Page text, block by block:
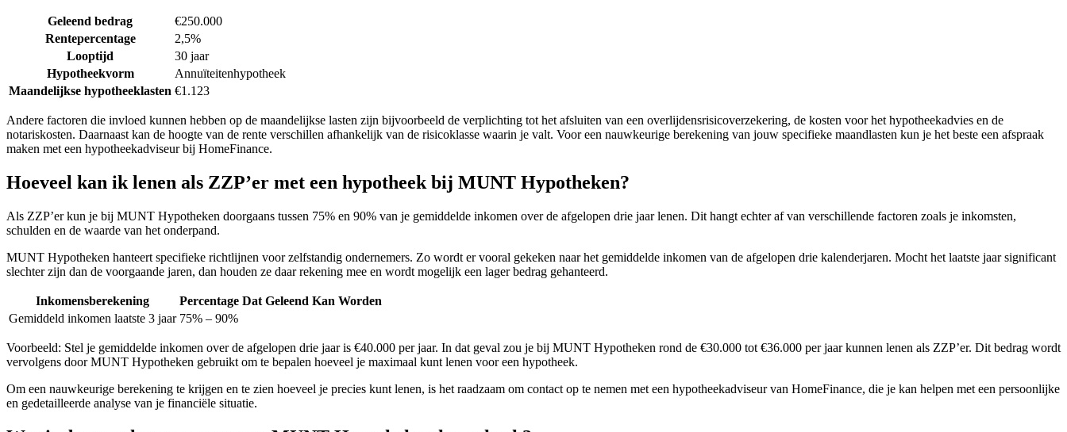
Geleend bedrag
€250.000
Rentepercentage
2,5%
Looptijd
30 jaar
Hypotheekvorm
Annuïteitenhypotheek
Maandelijkse hypotheeklasten €1.123
Andere factoren die invloed kunnen hebben op de maandelijkse lasten zijn bijvoorbeeld de verplichting tot het afsluiten van een overlijdensrisicoverzekering, de kosten voor het hypotheekadvies en de
notariskosten. Daarnaast kan de hoogte van de rente verschillen afhankelijk van de risicoklasse waarin je valt. Voor een nauwkeurige berekening van jouw specifieke maandlasten kun je het beste een afspraak
maken met een hypotheekadviseur bij HomeFinance.
Hoeveel kan ik lenen als ZZP’er met een hypotheek bij MUNT Hypotheken?
Als ZZP’er kun je bij MUNT Hypotheken doorgaans tussen 75% en 90% van je gemiddelde inkomen over de afgelopen drie jaar lenen. Dit hangt echter af van verschillende factoren zoals je inkomsten,
schulden en de waarde van het onderpand.
MUNT Hypotheken hanteert specifieke richtlijnen voor zelfstandig ondernemers. Zo wordt er vooral gekeken naar het gemiddelde inkomen van de afgelopen drie kalenderjaren. Mocht het laatste jaar significant
slechter zijn dan de voorgaande jaren, dan houden ze daar rekening mee en wordt mogelijk een lager bedrag gehanteerd.
Inkomensberekening
Percentage Dat Geleend Kan Worden
Gemiddeld inkomen laatste 3 jaar 75% – 90%
Voorbeeld: Stel je gemiddelde inkomen over de afgelopen drie jaar is €40.000 per jaar. In dat geval zou je bij MUNT Hypotheken rond de €30.000 tot €36.000 per jaar kunnen lenen als ZZP’er. Dit bedrag wordt
vervolgens door MUNT Hypotheken gebruikt om te bepalen hoeveel je maximaal kunt lenen voor een hypotheek.
Om een nauwkeurige berekening te krijgen en te zien hoeveel je precies kunt lenen, is het raadzaam om contact op te nemen met een hypotheekadviseur van HomeFinance, die je kan helpen met een persoonlijke
en gedetailleerde analyse van je financiële situatie.